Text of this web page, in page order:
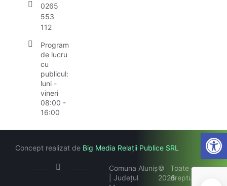
0265
553
112
Program
de lucru
cu
publicul:
luni -
vineri
08:00 -
16:00
Comuna Aluniș
| Județul
©
2026
Toate
drepturile
Concept realizat de Big Media Relații Publice SRL